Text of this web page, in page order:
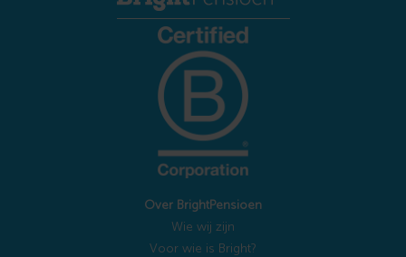
Over BrightPensioen
Wie wij zijn
Voor wie is Bright?